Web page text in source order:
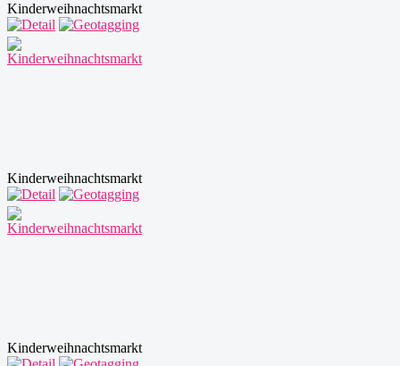
Kinderweihnachtsmarkt
Kinderweihnachtsmarkt
Kinderweihnachtsmarkt